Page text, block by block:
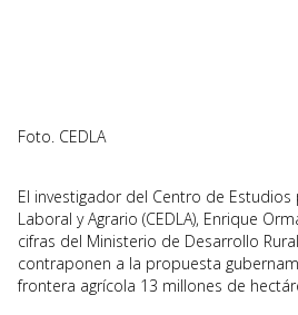
Foto. CEDLA
El investigador del Centro de
Laboral y Agrario (CEDLA), Enrique
cifras del Ministerio de Desarrollo
contraponen a la propuesta
frontera agrícola 13 millones de